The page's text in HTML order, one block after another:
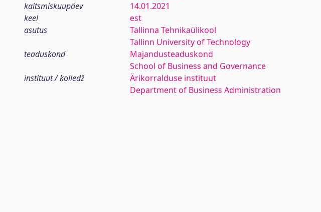
kaitsmiskuupäev
14.01.2021
keel
est
asutus
Tallinna Tehnikaülikool
Tallinn University of Technology
teaduskond
Majandusteaduskond
School of Business and Governance
instituut / kolledž
Ärikorralduse instituut
Department of Business Administration